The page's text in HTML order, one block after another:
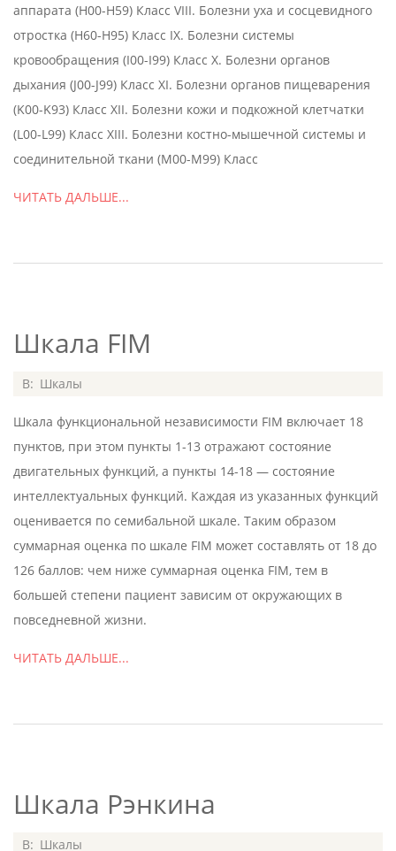
аппарата (H00-H59) Класс VIII. Болезни уха и сосцевидного
отростка (H60-H95) Класс IX. Болезни системы
кровообращения (I00-I99) Класс X. Болезни органов
дыхания (J00-J99) Класс XI. Болезни органов пищеварения
(K00-K93) Класс XII. Болезни кожи и подкожной клетчатки
(L00-L99) Класс XIII. Болезни костно-мышечной системы и
соединительной ткани (M00-M99) Класс
ЧИТАТЬ ДАЛЬШЕ...
Шкала FIM
2020-
05
В: Шкалы
Шкала функциональной независимости FIM включает 18
пунктов, при этом пункты 1-13 отражают состояние
двигательных функций, а пункты 14-18 — состояние
интеллектуальных функций. Каждая из указанных функций
оценивается по семибальной шкале. Таким образом
суммарная оценка по шкале FIM может составлять от 18 до
126 баллов: чем ниже суммарная оценка FIM, тем в
большей степени пациент зависим от окружающих в
повседневной жизни.
ЧИТАТЬ ДАЛЬШЕ...
Шкала Рэнкина
2020-
В: Шкалы